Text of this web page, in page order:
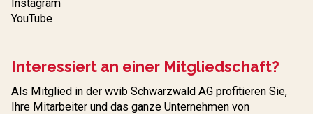
Instagram
YouTube
Interessiert an einer Mitgliedschaft?
Als Mitglied in der wvib Schwarzwald AG profitieren Sie,
Ihre Mitarbeiter und das ganze Unternehmen von